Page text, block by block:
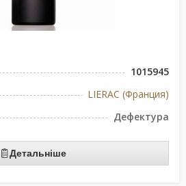
1015945
LIERAC (Франция)
Дефектура
Детальніше